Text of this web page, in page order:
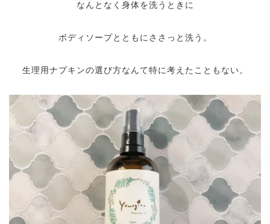
なんとなく身体を洗うときに
ボディソープとともにささっと洗う。
生理用ナプキンの選び方なんて特に考えたこともない。